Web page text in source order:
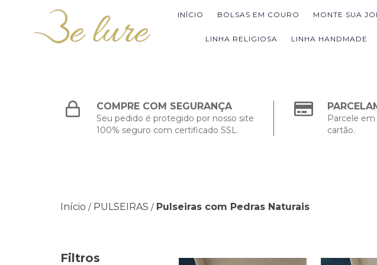
INÍCIO BOLSAS EM COURO MONTE SUA
LINHA RELIGIOSA LINHA HANDMADE
COMPRE COM SEGURANÇA
Seu pedido é protegido por nosso site
100% seguro com certificado SSL.
Parcele
cartão.
Início / PULSEIRAS / Pulseiras com Pedras Naturais
Filtros